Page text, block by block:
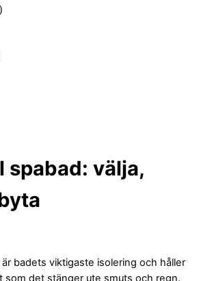
spabad: välja,
badets viktigaste isolering och håller
som det stänger ute smuts och regn.